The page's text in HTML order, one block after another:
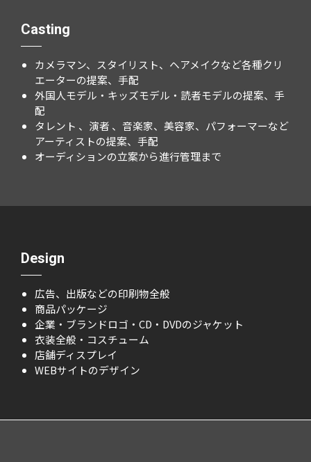
Casting
カメラマン、スタイリスト、ヘアメイクなど各種クリ
エーターの提案、手配
外国人モデル・キッズモデル・読者モデルの提案、手
配
タレント 、演者 、音楽家、美容家、パフォーマーなど
アーティストの提案、手配
オーディションの立案から進行管理まで
Design
広告、出版などの印刷物全般
商品パッケージ
企業・ブランドロゴ・CD・DVDのジャケット
衣装全般・コスチューム
店舗ディスプレイ
WEBサイトのデザイン